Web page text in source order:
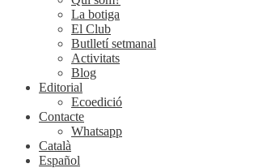
La botiga
El Club
Butlletí setmanal
Activitats
Blog
Editorial
Ecoedició
Contacte
Whatsapp
Català
Español